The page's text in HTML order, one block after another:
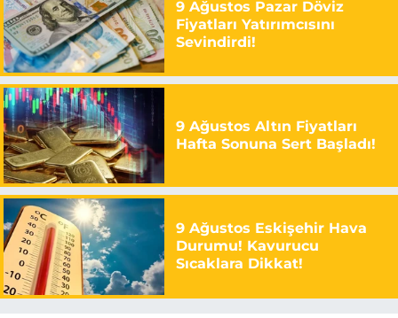
9 Ağustos Pazar Döviz
Fiyatları Yatırımcısını
Sevindirdi!
9 Ağustos Altın Fiyatları
Hafta Sonuna Sert Başladı!
9 Ağustos Eskişehir Hava
Durumu! Kavurucu
Sıcaklara Dikkat!